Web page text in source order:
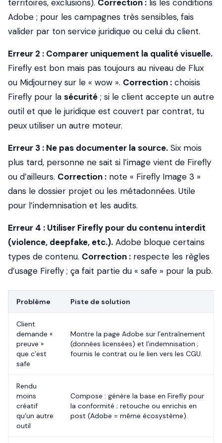
territoires, exclusions). Correction : lis les conditions
Adobe ; pour les campagnes très sensibles, fais
valider par ton service juridique ou celui du client.
Erreur 2 : Comparer uniquement la qualité visuelle.
Firefly est bon mais pas toujours au niveau de Flux
ou Midjourney sur le « wow ». Correction : choisis
Firefly pour la sécurité ; si le client accepte un autre
outil et que le juridique est couvert par contrat, tu
peux utiliser un autre moteur.
Erreur 3 : Ne pas documenter la source. Six mois
plus tard, personne ne sait si l’image vient de Firefly
ou d’ailleurs. Correction : note « Firefly Image 3 »
dans le dossier projet ou les métadonnées. Utile
pour l’indemnisation et les audits.
Erreur 4 : Utiliser Firefly pour du contenu interdit
(violence, deepfake, etc.). Adobe bloque certains
types de contenu. Correction : respecte les règles
d’usage Firefly ; ça fait partie du « safe » pour la pub.
Problème Piste de solution
Client
demande «
preuve »
que c’est
safe
Montre la page Adobe sur l’entraînement
(données licensées) et l’indemnisation ;
fournis le contrat ou le lien vers les CGU.
Rendu
moins
créatif
qu’un autre
outil
Compose : génère la base en Firefly pour
la conformité ; retouche ou enrichis en
post (Adobe = même écosystème).